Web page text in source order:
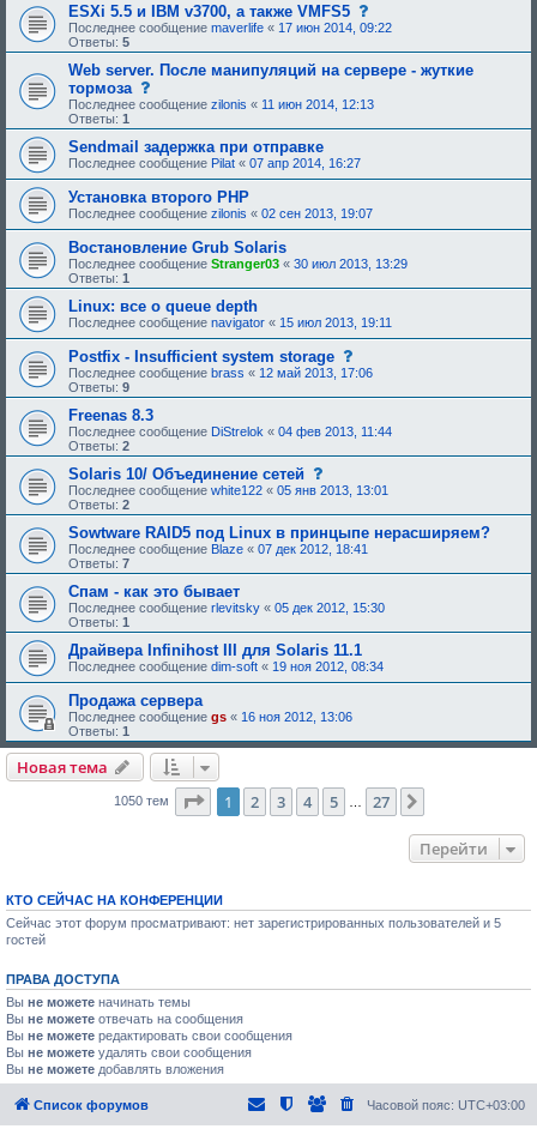
у
е
о
о
е
и
:
ESXi 5.5 и IBM v3700, а также VMFS5
о
о
б
щ
е
е
е
б
р
я
Последнее сообщение maverlife « 17 июн 2014, 09:22
Ответы: 5
Web server. После манипуляций на сервере - жуткие
тормоза
о
о
б
щ
е
н
е
,
т
р
е
б
у
ю
щ
е
е
о
д
б
е
и
я
:
Последнее сообщение zilonis « 11 июн 2014, 12:13
Ответы: 1
Sendmail задержка при отправке
Последнее сообщение Pilat « 07 апр 2014, 16:27
Установка второго PHP
Последнее сообщение zilonis « 02 сен 2013, 19:07
Востановление Grub Solaris
Последнее сообщение Stranger03 « 30 июл 2013, 13:29
Ответы: 1
Linux: все о queue depth
Последнее сообщение navigator « 15 июл 2013, 19:11
Postfix - Insufficient system storage
о
о
б
е
н
и
,
т
р
б
у
е
д
о
б
р
я
Последнее сообщение brass « 12 май 2013, 17:06
Ответы: 9
Freenas 8.3
Последнее сообщение DiStrelok « 04 фев 2013, 11:44
Ответы: 2
Solaris 10/ Объединение сетей
о
о
б
щ
е
н
и
,
т
р
е
б
у
ю
е
о
б
р
е
Последнее сообщение white122 « 05 янв 2013, 13:01
Ответы: 2
Sowtware RAID5 под Linux в принцыпе нерасширяем?
Последнее сообщение Blaze « 07 дек 2012, 18:41
Ответы: 7
Спам - как это бывает
Последнее сообщение rlevitsky « 05 дек 2012, 15:30
Ответы: 1
Драйвера Infinihost III для Solaris 11.1
Последнее сообщение dim-soft « 19 ноя 2012, 08:34
Продажа сервера
Последнее сообщение gs « 16 ноя 2012, 13:06
Ответы: 1
Новая тема
1050 тем Страница из 27
1 2 3 4 5 27
Перейти
КТО СЕЙЧАС НА КОНФЕРЕНЦИИ
Сейчас этот форум просматривают: нет зарегистрированных пользователей и 5
гостей
ПРАВА ДОСТУПА
Вы не можете начинать темы
Вы не можете отвечать на сообщения
Вы не можете редактировать свои сообщения
Вы не можете удалять свои сообщения
Вы не можете добавлять вложения
Список форумов Часовой пояс: UTC+03:00